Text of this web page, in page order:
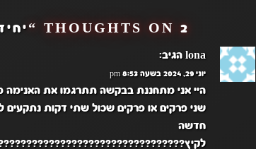
2 THOUGHTS ON “
lona הגיב:
יוני 29, 2024 בשעה 8:53 pm
היי אני מתחננת בבקשה תתרגמו את
שני פרקים או פרקים שכול שתי דקות
חדשה